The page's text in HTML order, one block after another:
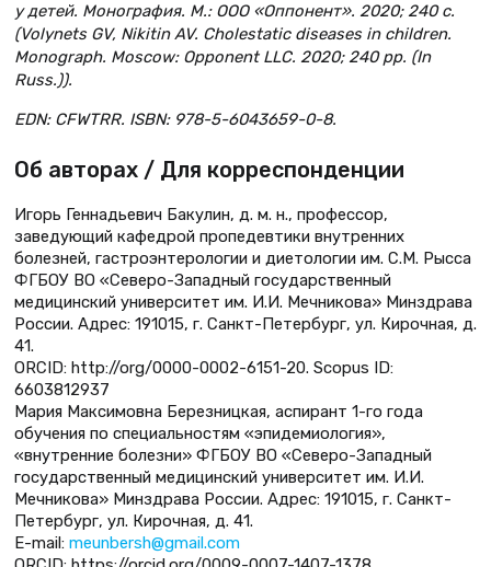
у детей. Монография. М.: ООО «Оппонент». 2020; 240 с.
(Volynets GV, Nikitin AV. Cholestatic diseases in children.
Monograph. Moscow: Opponent LLC. 2020; 240 pp. (In
Russ.)).
EDN: CFWTRR. ISBN: 978-5-6043659-0-8.
Об авторах / Для корреспонденции
Игорь Геннадьевич Бакулин, д. м. н., профессор,
заведующий кафедрой пропедевтики внутренних
болезней, гастроэнтерологии и диетологии им. С.М. Рысса
ФГБОУ ВО «Северо-Западный государственный
медицинский университет им. И.И. Мечникова» Минздрава
России. Адрес: 191015, г. Санкт-Петербург, ул. Кирочная, д.
41.
ORCID: http://org/0000-0002-6151-20. Scopus ID:
6603812937
Мария Максимовна Березницкая, аспирант 1-го года
обучения по специальностям «эпидемиология»,
«внутренние болезни» ФГБОУ ВО «Северо-Западный
государственный медицинский университет им. И.И.
Мечникова» Минздрава России. Адрес: 191015, г. Санкт-
Петербург, ул. Кирочная, д. 41.
E-mail: meunbersh@gmail.com